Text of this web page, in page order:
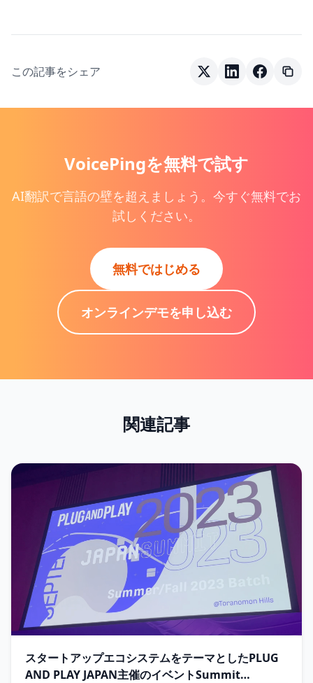
この記事をシェア
VoicePingを無料で試す
AI翻訳で言語の壁を超えましょう。今すぐ無料でお
試しください。
無料ではじめる
オンラインデモを申し込む
関連記事
スタートアップエコシステムをテーマとしたPLUG
AND PLAY JAPAN主催のイベントSummit